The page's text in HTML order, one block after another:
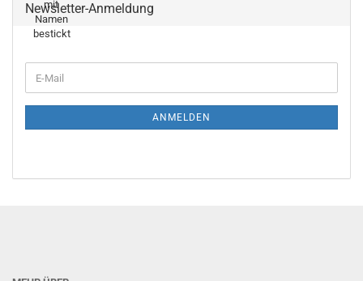
Newsletter-Anmeldung
E-
Mail
ANMELDEN